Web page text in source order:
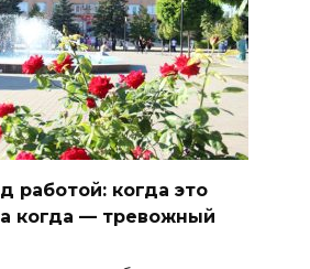
работой: когда это
когда — тревожный